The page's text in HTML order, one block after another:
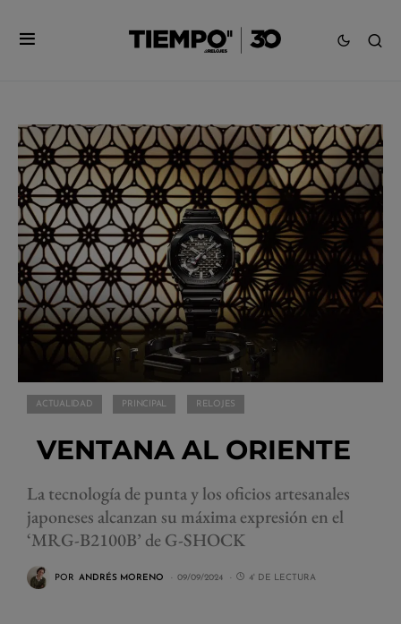
ACTUALIDAD PRINCIPAL RELOJES
VENTANA AL ORIENTE
La tecnología de punta y los oficios artesanales
japoneses alcanzan su máxima expresión en el
‘MRG-B2100B’ de G-SHOCK
POR ANDRÉS MORENO 09/09/2024 4' DE LECTURA